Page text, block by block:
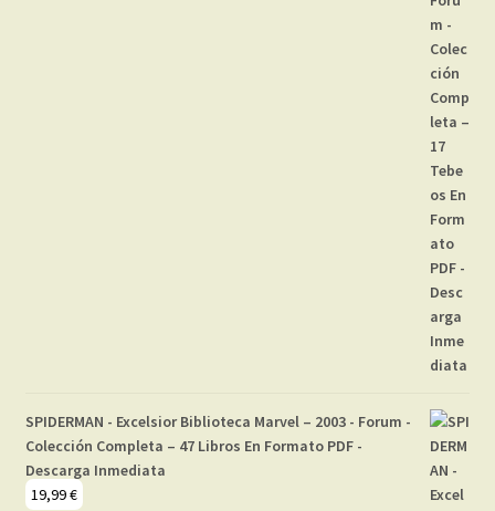
SPIDERMAN - Excelsior Biblioteca Marvel – 2003 - Forum -
Colección Completa – 47 Libros En Formato PDF -
Descarga Inmediata
19,99€